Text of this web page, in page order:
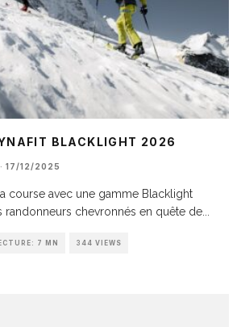
BLACKLIGHT 2026
· 17/12/2025
course avec une gamme Blacklight
randonneurs chevronnés en quête de
7 MN 344 VIEWS